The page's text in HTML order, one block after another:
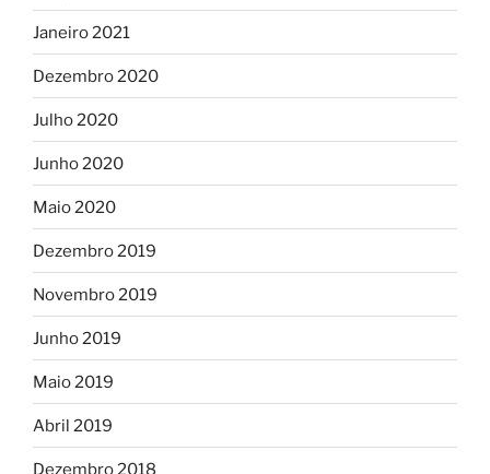
Janeiro 2021
Dezembro 2020
Julho 2020
Junho 2020
Maio 2020
Dezembro 2019
Novembro 2019
Junho 2019
Maio 2019
Abril 2019
Dezembro 2018